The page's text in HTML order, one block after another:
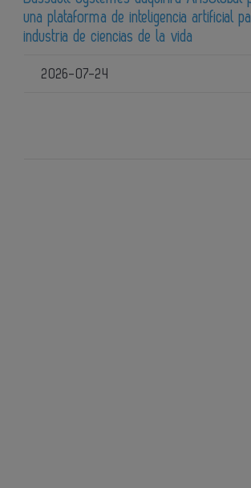
una plataforma de inteligencia artificial
industria de ciencias de la vida
2026-07-24